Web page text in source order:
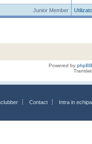
Junior Member
Powered by phpBB
Contact Intra in